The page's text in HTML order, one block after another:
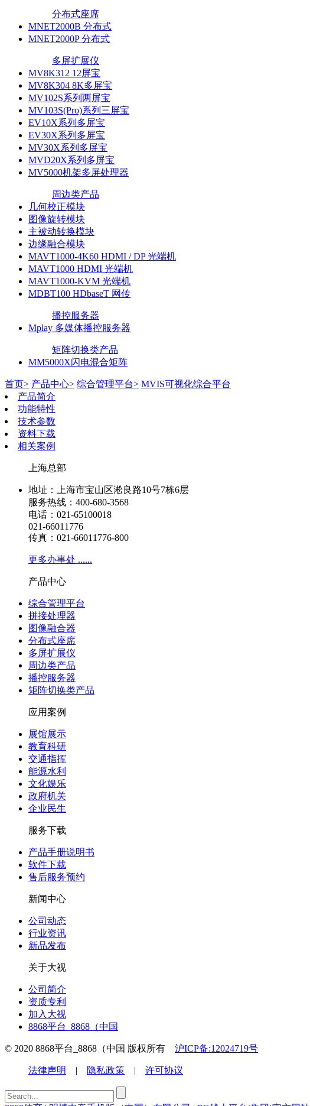
分布式座席
MNET2000B 分布式
MNET2000P 分布式
多屏扩展仪
MV8K312 12屏宝
MV8K304 8K多屏宝
MV102S系列两屏宝
MV103S(Pro)系列三屏宝
EV10X系列多屏宝
EV30X系列多屏宝
MV30X系列多屏宝
MVD20X系列多屏宝
MV5000机架多屏处理器
周边类产品
几何校正模块
图像旋转模块
主被动转换模块
边缘融合模块
MAVT1000-4K60 HDMI / DP 光端机
MAVT1000 HDMI 光端机
MAVT1000-KVM 光端机
MDBT100 HDbaseT 网传
播控服务器
Mplay 多媒体播控服务器
矩阵切换类产品
MM5000X闪电混合矩阵
首页> 产品中心> 综合管理平台> MVIS可视化综合平台
产品简介
功能特性
技术参数
资料下载
相关案例
上海总部
地址：上海市宝山区淞良路10号7栋6层
服务热线：400-680-3568
电话：021-65100018
021-66011776
传真：021-66011776-800
更多办事处 ......
产品中心
综合管理平台
拼接处理器
图像融合器
分布式座席
多屏扩展仪
周边类产品
播控服务器
矩阵切换类产品
应用案例
展馆展示
教育科研
交通指挥
能源水利
文化娱乐
政府机关
企业民生
服务下载
产品手册说明书
软件下载
售后服务预约
新闻中心
公司动态
行业资讯
新品发布
关于大视
公司简介
资质专利
加入大视
8868平台_8868（中国
© 2020 8868平台_8868（中国 版权所有 沪ICP备:12024719号
法律声明 | 隐私政策 | 许可协议